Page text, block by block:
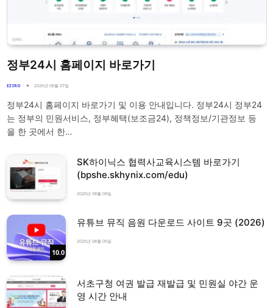
정부24시 홈페이지 바로가기
EZIRO 2026년 08월 07일
정부24시 홈페이지 바로가기 및 이용 안내입니다. 정부24시 정부24
는 정부의 민원서비스, 정부혜택(보조금24), 정책정보/기관정보 등
을 한 곳에서 한…
SK하이닉스 협력사교육시스템 바로가기
(bpshe.skhynix.com/edu)
2026년 08월 06일
10.0
유튜브 뮤직 음원 다운로드 사이트 9곳 (2026)
2026년 08월 05일
서초구청 여권 발급 재발급 및 민원실 야간 운
영 시간 안내